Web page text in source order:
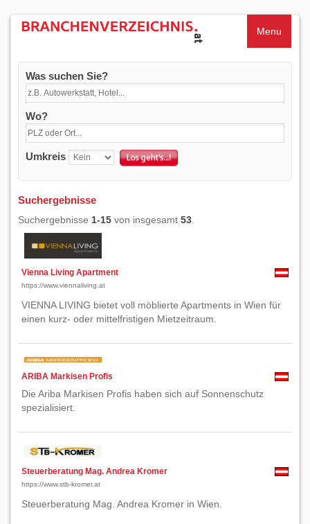
Menu
Was suchen Sie?
Wo?
Umkreis
Suchergebnisse
Suchergebnisse 1-15 von insgesamt 53
Vienna Living Apartment
https://www.viennaliving.at
VIENNA LIVING bietet voll möblierte Apartments in Wien für
einen kurz- oder mittelfristigen Mietzeitraum.
ARIBA Markisen Profis
Die Ariba Markisen Profis haben sich auf Sonnenschutz
spezialisiert.
Steuerberatung Mag. Andrea Kromer
https://www.stb-kromer.at
Steuerberatung Mag. Andrea Kromer in Wien.